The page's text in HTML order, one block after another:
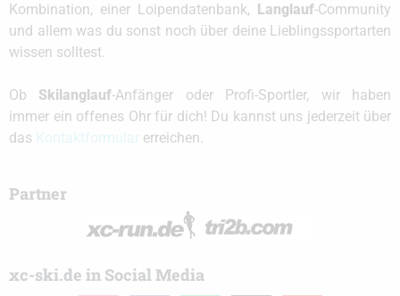
Kombination, einer Loipendatenbank, Langlauf-Community
und allem was du sonst noch über deine Lieblingssportarten
wissen solltest.
Ob Skilanglauf-Anfänger oder Profi-Sportler, wir haben
immer ein offenes Ohr für dich! Du kannst uns jederzeit über
das
erreichen.
Partner
xc-ski.de in Social Media